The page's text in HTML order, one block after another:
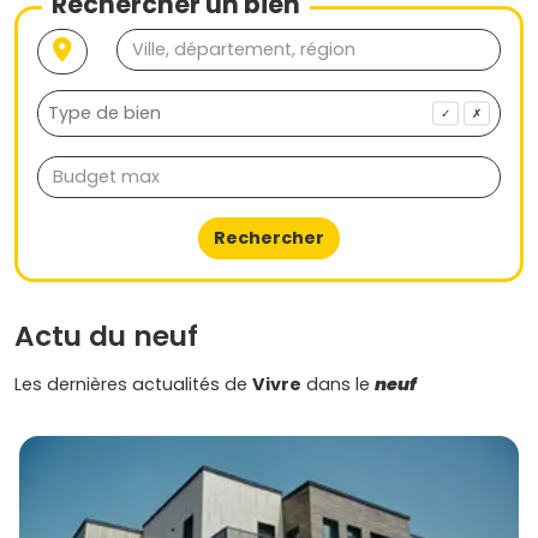
✓ ✗
Rechercher
Actu du neuf
Les dernières actualités de Vivre dans le neuf